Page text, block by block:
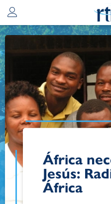
África
Jesús:
África